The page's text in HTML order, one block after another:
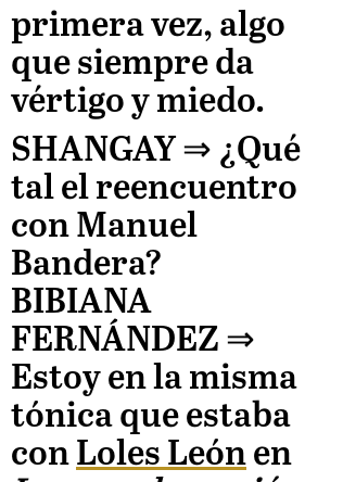
primera vez, algo
que siempre da
vértigo y miedo.
SHANGAY ⇒ ¿Qué
tal el reencuentro
con Manuel
Bandera?
BIBIANA
FERNÁNDEZ ⇒
Estoy en la misma
tónica que estaba
conLoles Leónen